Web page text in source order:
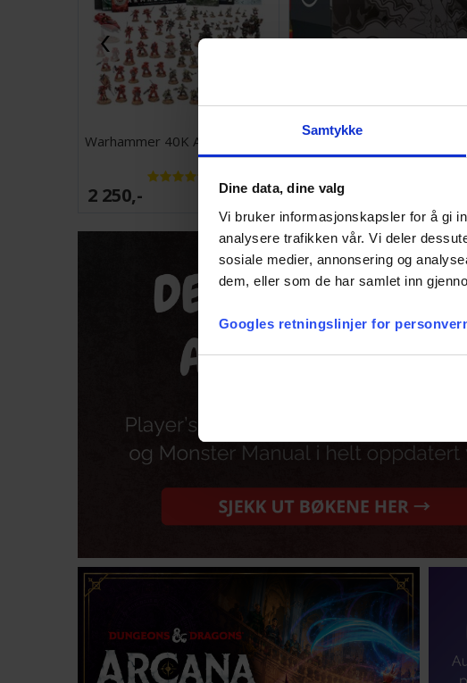
Samtykke
Dine data, dine valg
Vi bruker informasjonskapsler for å gi
analysere trafikken vår. Vi deler
sosiale medier, annonsering og
dem, eller som de har samlet inn
Googles retningslinjer for
Warhammer 40K Armageddon
2 250,- Antall på
Pokemon Pitch Black ETB
1 099,-